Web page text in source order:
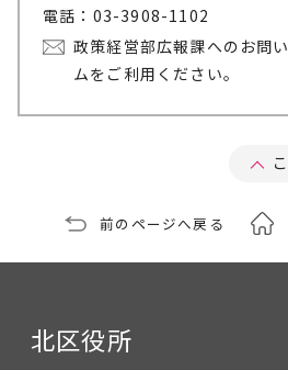
電話：03-3908-1102
政策経営部広報課へのお問
ムをご利用ください。
前のページへ戻る
北区役所